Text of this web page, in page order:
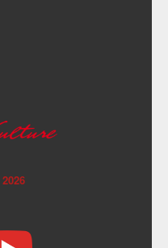
2026